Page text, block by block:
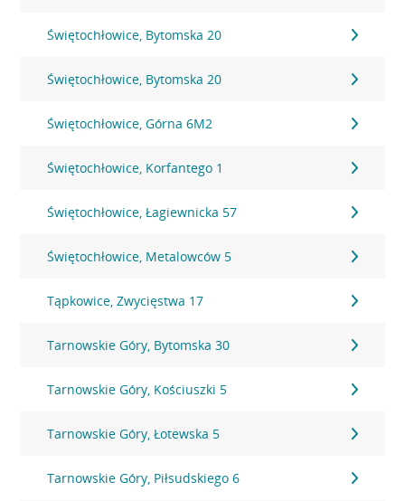
Świętochłowice, Bytomska 20
Świętochłowice, Bytomska 20
Świętochłowice, Górna 6M2
Świętochłowice, Korfantego 1
Świętochłowice, Łagiewnicka 57
Świętochłowice, Metalowców 5
Tąpkowice, Zwycięstwa 17
Tarnowskie Góry, Bytomska 30
Tarnowskie Góry, Kościuszki 5
Tarnowskie Góry, Łotewska 5
Tarnowskie Góry, Piłsudskiego 6